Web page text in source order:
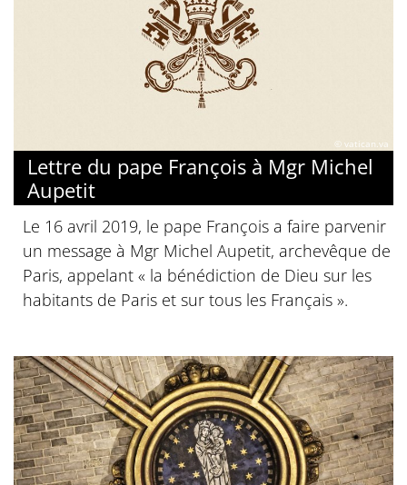
© vatican.va
Lettre du pape François à Mgr Michel
Aupetit
Le 16 avril 2019, le pape François a faire parvenir
un message à Mgr Michel Aupetit, archevêque de
Paris, appelant « la bénédiction de Dieu sur les
habitants de Paris et sur tous les Français ».